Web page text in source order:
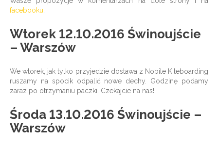
facebooku.
Wtorek 12.10.2016 Świnoujście
– Warszów
We wtorek, jak tylko przyjedzie dostawa z Nobile Kiteboarding
ruszamy na spocik odpalić nowe dechy. Godzinę podamy
zaraz po otrzymaniu paczki. Czekajcie na nas!
Środa 13.10.2016 Świnoujście –
Warszów